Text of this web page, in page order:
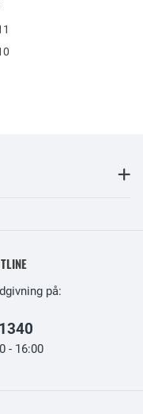
på:
- 16:00